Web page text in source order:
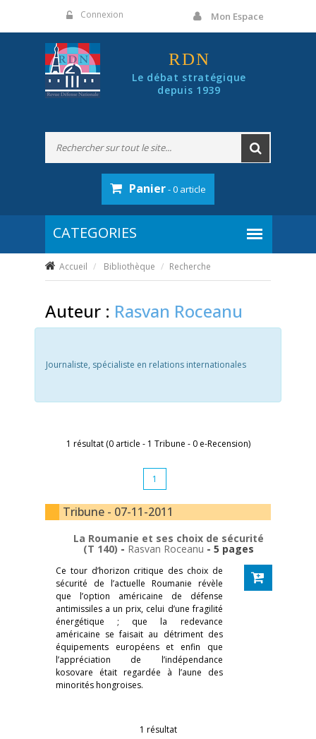
Connexion Mon Espace
RDN
Le débat stratégique
depuis 1939
Panier- 0 article
Accueil Bibliothèque Recherche
Auteur : Rasvan Roceanu
Journaliste, spécialiste en relations internationales
1 résultat (0 article - 1 Tribune - 0 e-Recension)
1
Tribune - 07-11-2011
La Roumanie et ses choix de sécurité
(T 140) - Rasvan Roceanu - 5 pages
Ce tour d’horizon critique des choix de
sécurité de l’actuelle Roumanie révèle
que l’option américaine de défense
antimissiles a un prix, celui d’une fragilité
énergétique ; que la redevance
américaine se faisait au détriment des
équipements européens et enfin que
l’appréciation de l’indépendance
kosovare était regardée à l’aune des
minorités hongroises.
1 résultat